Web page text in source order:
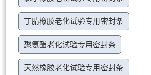
丁腈橡胶老化试验专用密封条
聚氨酯老化试验专用密封条
天然橡胶老化试验专用密封条